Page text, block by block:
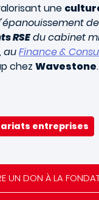
une
RSEdu cabinet
, auFinance &
chez Wavestone
entreprises
UN DON À LA